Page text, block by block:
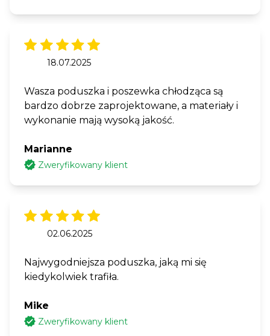
18.07.2025
Wasza poduszka i poszewka chłodząca są
bardzo dobrze zaprojektowane, a materiały i
wykonanie mają wysoką jakość.
Marianne
Zweryfikowany klient
02.06.2025
Najwygodniejsza poduszka, jaką mi się
kiedykolwiek trafiła.
Mike
Zweryfikowany klient